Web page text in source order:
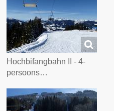
Hochbifangbahn II - 4-
persoons…